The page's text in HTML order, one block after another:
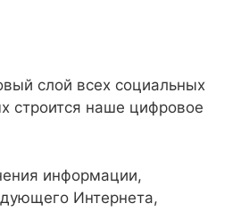
слой всех социальных
строится наше цифровое
информации,
Интернета,